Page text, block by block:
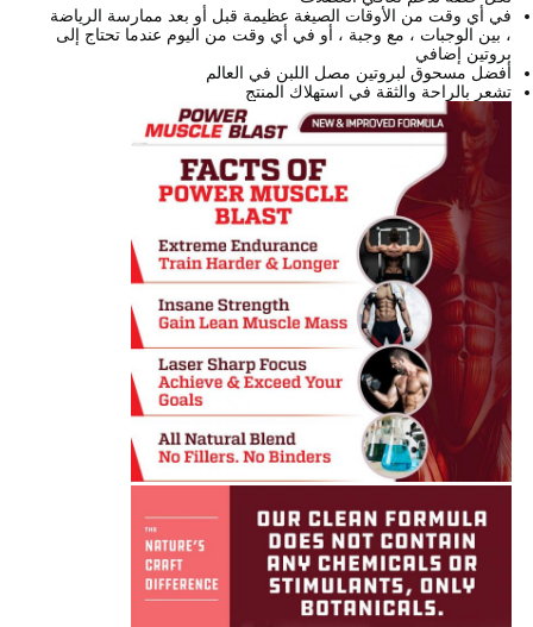
في أي وقت من الأوقات الصيغة عظيمة قبل أو بعد ممارسة الرياضة
، بين الوجبات ، مع وجبة ، أو في أي وقت من اليوم عندما تحتاج إلى
بروتين إضافي
أفضل مسحوق لبروتين مصل اللبن في العالم
تشعر بالراحة والثقة في استهلاك المنتج